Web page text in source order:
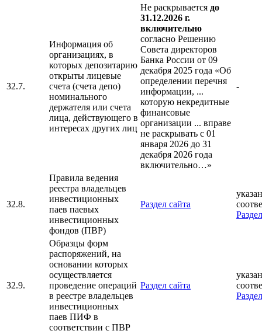
32.7.
Информация об
организациях, в
которых депозитарию
открыты лицевые
счета (счета депо)
номинального
держателя или счета
лица, действующего в
интересах других лиц
Не раскрывается до
31.12.2026 г.
включительно
согласно Решению
Совета директоров
Банка России от 09
декабря 2025 года «Об
определении перечня
информации, ...
которую некредитные
финансовые
организации ... вправе
не раскрывать с 01
января 2026 до 31
декабря 2026 года
включительно…»
-
32.8.
Правила ведения
реестра владельцев
инвестиционных
паев паевых
инвестиционных
фондов (ПВР)
Раздел сайта
32.9.
Образцы форм
распоряжений, на
основании которых
осуществляется
проведение операций
в реестре владельцев
инвестиционных
паев ПИФ в
соответствии с ПВР
Раздел сайта